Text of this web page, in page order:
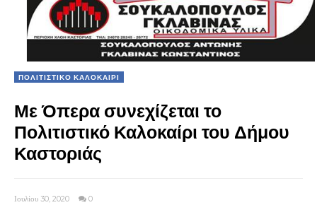
ΠΟΛΙΤΙΣΤΙΚΟ ΚΑΛΟΚΑΙΡΙ
Με Όπερα συνεχίζεται το
Πολιτιστικό Καλοκαίρι του Δήμου
Καστοριάς
Ιουλίου 30, 2020 0